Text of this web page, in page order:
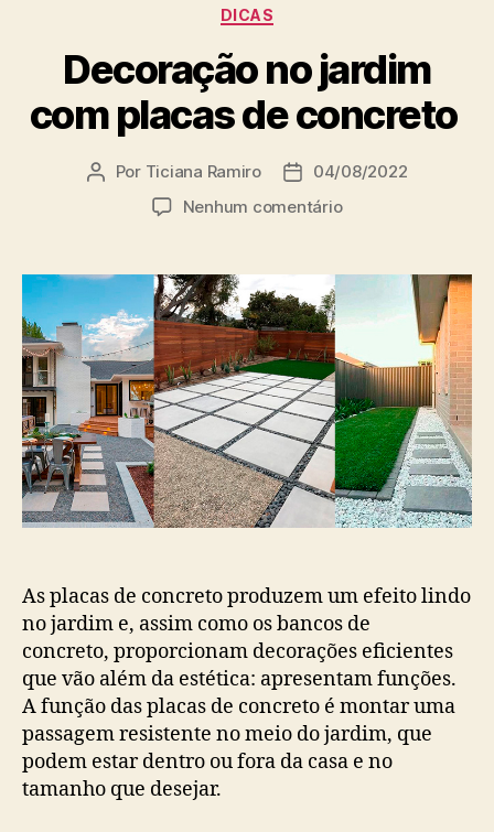
DICAS
Decoração no jardim
com placas de concreto
Por Ticiana Ramiro
04/08/2022
Nenhum comentário
As placas de concreto produzem um efeito lindo
no jardim e, assim como os bancos de
concreto, proporcionam decorações eficientes
que vão além da estética: apresentam funções.
A função das placas de concreto é montar uma
passagem resistente no meio do jardim, que
podem estar dentro ou fora da casa e no
tamanho que desejar.